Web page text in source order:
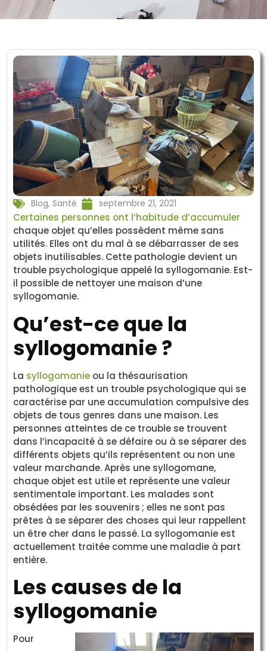
Blog,Santé septembre 21, 2021
Certaines personnes ont l’habitude d’accumuler
chaque objet qu’elles possèdent même sans
utilités. Elles ont du mal à se débarrasser de ses
objets inutilisables. Cette pathologie devient un
trouble psychologique appelé la syllogomanie. Est-
il possible de nettoyer une maison d’une
syllogomanie.
Qu’est-ce que la
syllogomanie ?
La syllogomanie ou la thésaurisation
pathologique est un trouble psychologique qui se
caractérise par une accumulation compulsive des
objets de tous genres dans une maison. Les
personnes atteintes de ce trouble se trouvent
dans l’incapacité à se défaire ou à se séparer des
différents objets qu’ils représentent ou non une
valeur marchande. Après une syllogomane,
chaque objet est utile et représente une valeur
sentimentale important. Les malades sont
obsédées par les souvenirs ; elles ne sont pas
prêtes à se séparer des choses qui leur rappellent
un être cher dans le passé. La syllogomanie est
actuellement traitée comme une maladie à part
entière.
Les causes de la
syllogomanie
Pour